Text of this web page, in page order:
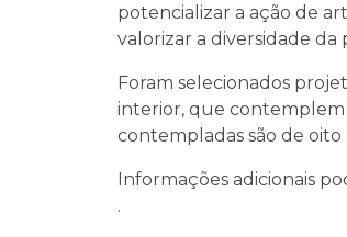
potencializar a ação de
valorizar a diversidade da
Foram selecionados
interior, que contemplem
contempladas são de oito
Informações adicionais
.